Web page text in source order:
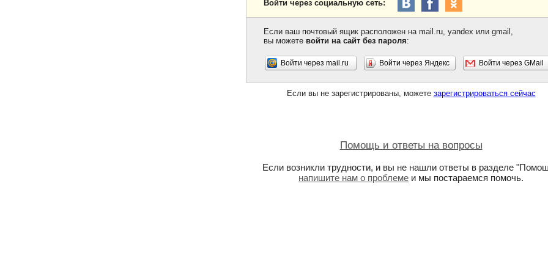
Войти через социальную сеть:
Если ваш почтовый ящик расположен на mail.ru, yandex или gmail,
вы можете войти на сайт без пароля:
Войти через mail.ru Войти через Яндекс Войти через GMail
Если вы не зарегистрированы, можете зарегистрироваться сейчас
Помощь и ответы на вопросы
Если возникли трудности, и вы не нашли ответы в разделе
напишите нам о проблеме и мы постараемся помочь.